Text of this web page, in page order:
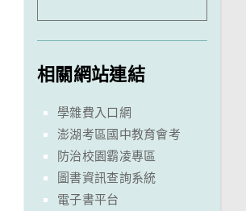
相關網站連結
學雜費入口網
澎湖考區國中教育會考
防治校園霸凌專區
圖書資訊查詢系統
電子書平台